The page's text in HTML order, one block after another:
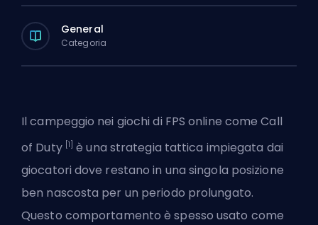
General
Categoria
Il campeggio nei giochi di FPS online come Call
of Duty [1] è una strategia tattica impiegata dai
giocatori dove restano in una singola posizione
ben nascosta per un periodo prolungato.
Questo comportamento è spesso usato come